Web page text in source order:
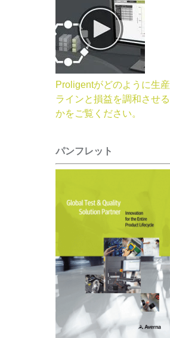
Proligentがどのように生産
ラインと損益を調和させる
かをご覧ください。
パンフレット